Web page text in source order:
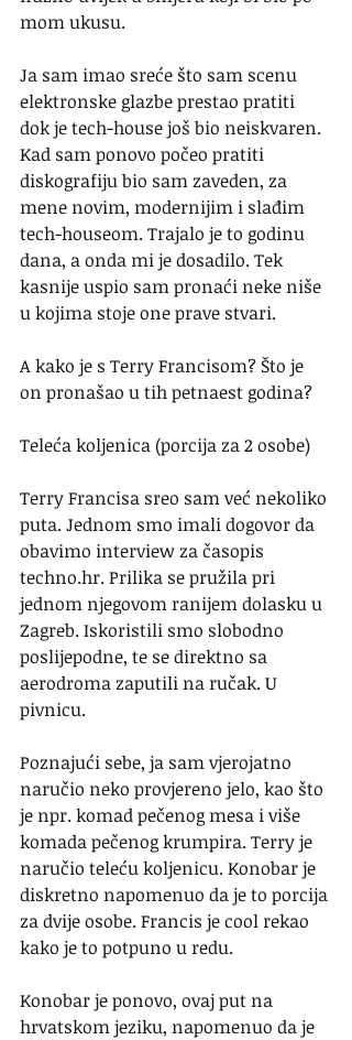
mom ukusu.
Ja sam imao sreće što sam scenu
elektronske glazbe prestao pratiti
dok je tech-house još bio neiskvaren.
Kad sam ponovo počeo pratiti
diskografiju bio sam zaveden, za
mene novim, modernijim i slađim
tech-houseom. Trajalo je to godinu
dana, a onda mi je dosadilo. Tek
kasnije uspio sam pronaći neke niše
u kojima stoje one prave stvari.
A kako je s Terry Francisom? Što je
on pronašao u tih petnaest godina?
Teleća koljenica (porcija za 2 osobe)
Terry Francisa sreo sam već nekoliko
puta. Jednom smo imali dogovor da
obavimo interview za časopis
techno.hr. Prilika se pružila pri
jednom njegovom ranijem dolasku u
Zagreb. Iskoristili smo slobodno
poslijepodne, te se direktno sa
aerodroma zaputili na ručak. U
pivnicu.
Poznajući sebe, ja sam vjerojatno
naručio neko provjereno jelo, kao što
je npr. komad pečenog mesa i više
komada pečenog krumpira. Terry je
naručio teleću koljenicu. Konobar je
diskretno napomenuo da je to porcija
za dvije osobe. Francis je cool rekao
kako je to potpuno u redu.
Konobar je ponovo, ovaj put na
hrvatskom jeziku, napomenuo da je